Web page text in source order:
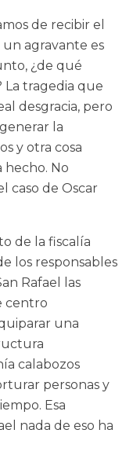
de recibir el
agravante es
¿de qué
tragedia que
desgracia, pero
la
y otra cosa
hecho. No
caso de Oscar
de la fiscalía
los responsables
Rafael las
centro
una
calabozos
personas y
Esa
nada de eso ha